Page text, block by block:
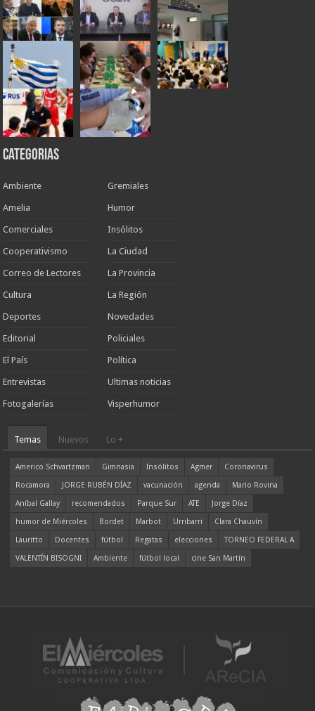
Categorias
Ambiente
Amelia
Comerciales
Cooperativismo
Correo de Lectores
Cultura
Deportes
Editorial
El País
Entrevistas
Fotogalerías
Gremiales
Humor
Insólitos
La Ciudad
La Provincia
La Región
Novedades
Policiales
Política
Ultimas noticias
Visperhumor
Temas Nuevos Lo +
Americo Schvartzman Gimnasia Insólitos Agmer
Coronavirus
Rocamora
JORGE RUBÉN DÍAZ vacunación agenda
Mario Rovina
Aníbal Gallay
recomendados Parque Sur ATE
Jorge Díaz
humor de Miércoles
Bordet Marbot Urribarri
Clara Chauvín
Lauritto
Docentes fútbol Regatas elecciones
TORNEO FEDERAL A
VALENTÍN BISOGNI
Ambiente fútbol local cine San Martín